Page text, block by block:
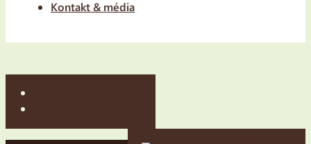
Kontakt & média